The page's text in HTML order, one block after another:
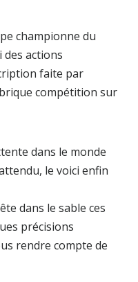
championne du
des actions
faite par
compétition sur
dans le monde
le voici enfin
dans le sable ces
précisions
rendre compte de